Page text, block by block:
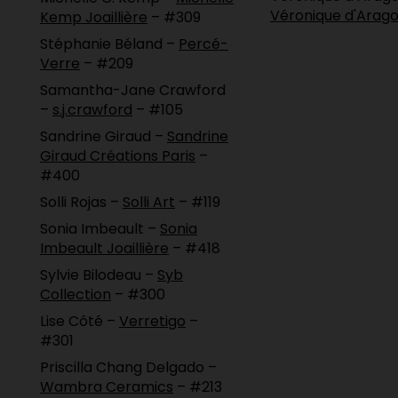
Kemp Joaillière – #309
Stéphanie Béland – Percé-
Verre – #209
Samantha-Jane Crawford
– s.j.crawford – #105
Sandrine Giraud – Sandrine
Giraud Créations Paris –
#400
Solli Rojas – Solli Art – #119
Sonia Imbeault – Sonia
Imbeault Joaillière – #418
Sylvie Bilodeau – Syb
Collection – #300
Lise Côté – Verretigo –
#301
Priscilla Chang Delgado –
Wambra Ceramics – #213
Véronique